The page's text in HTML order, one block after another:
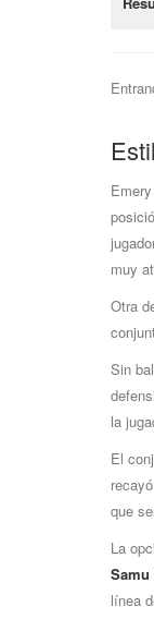
muy
Otra
Sin
la
El
que
La
Samu
línea